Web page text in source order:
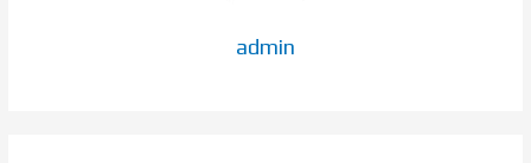
admin